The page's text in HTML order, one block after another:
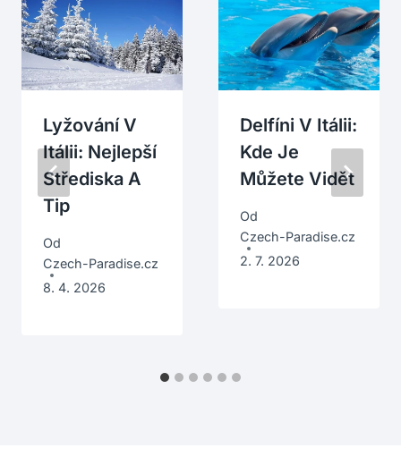
Lyžování V
Itálii: Nejlepší
Střediska A
Tip
Od
Czech-Paradise.cz
8. 4. 2026
Delfíni V Itálii:
Kde Je
Můžete Vidět
Od
Czech-Paradise.cz
2. 7. 2026